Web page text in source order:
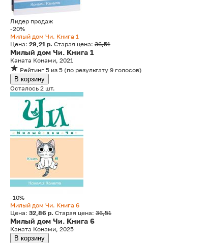
Лидер продаж
-20%
Милый дом Чи. Книга 1
Цена: 29,21 р. Старая цена: 36,51
Милый дом Чи. Книга 1
Каната Конами, 2021
Рейтинг 5 из 5 (по результату 9 голосов)
В корзину
Осталось 2 шт.
-10%
Милый дом Чи. Книга 6
Цена: 32,86 р. Старая цена: 36,51
Милый дом Чи. Книга 6
Каната Конами, 2025
В корзину